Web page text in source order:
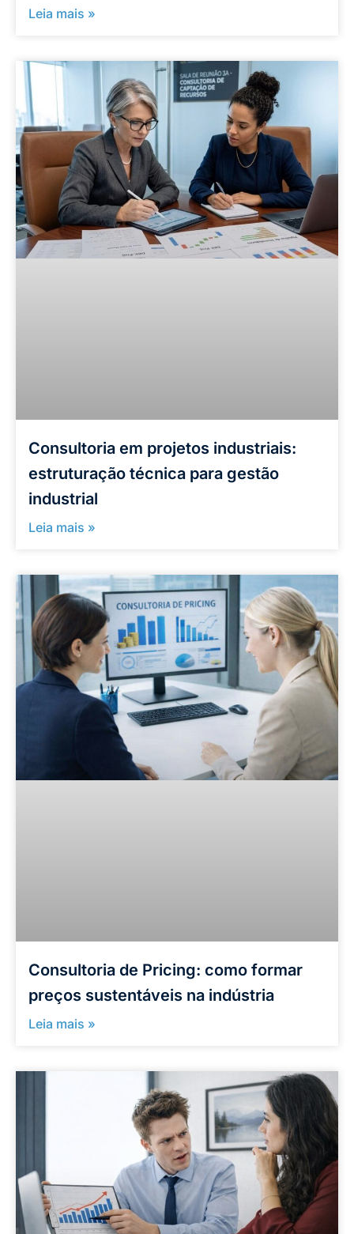
Leia mais »
Consultoria em projetos industriais:
estruturação técnica para gestão
industrial
Leia mais »
Consultoria de Pricing: como formar
preços sustentáveis na indústria
Leia mais »